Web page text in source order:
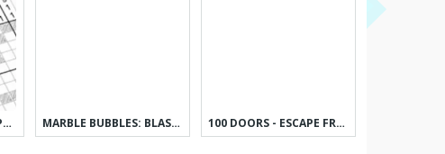
ЯПОНСКИЕ КРОССВОРДЫ MARBLE BUBBLES: BLAST POP GAME 100 DOORS - ESCAPE FROM PRISON